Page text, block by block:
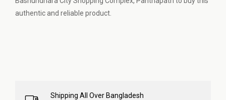
authentic and reliable product.
Shipping All Over Bangladesh